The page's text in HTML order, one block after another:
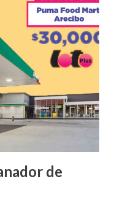
de San Juan
de